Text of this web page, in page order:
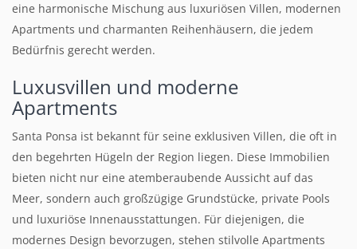
eine harmonische Mischung aus luxuriösen Villen, modernen
Apartments und charmanten Reihenhäusern, die jedem
Bedürfnis gerecht werden.
Luxusvillen und moderne
Apartments
Santa Ponsa ist bekannt für seine exklusiven Villen, die oft in
den begehrten Hügeln der Region liegen. Diese Immobilien
bieten nicht nur eine atemberaubende Aussicht auf das
Meer, sondern auch großzügige Grundstücke, private Pools
und luxuriöse Innenausstattungen. Für diejenigen, die
modernes Design bevorzugen, stehen stilvolle Apartments